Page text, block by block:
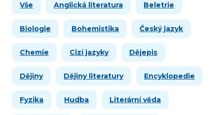
Vše Anglická literatura Beletrie
Biologie Bohemistika Český jazyk
Chemie Cizí jazyky Dějepis
Dějiny Dějiny literatury Encyklopedie
Fyzika Hudba Literární věda